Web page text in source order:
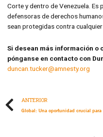
Corte y dentro de Venezuela. Es
defensoras de derechos
sean protegidas contra cualquier
Si desean más información o
pónganse en contacto con
duncan.tucker@amnesty.org
ANTERIOR